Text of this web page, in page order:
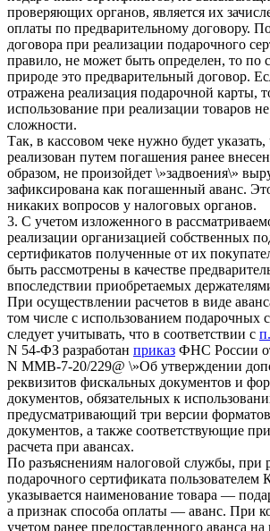
проверяющих органов, является их
оплаты по предварительному договору.
договора при реализации подарочного
правило, не может быть определен, то по
природе это предварительный договор.
отражена реализация подарочной карты,
использование при реализации товаров
сложности.
Так, в кассовом чеке нужно будет указать,
реализован путем погашения ранее
образом, не произойдет \»задвоения\»
зафиксирована как погашенный аванс.
никаких вопросов у налоговых органов.
3. С учетом изложенного в
реализации организацией собственных
сертификатов полученные от их
быть рассмотрены в качестве
впоследствии приобретаемых
При осуществлении расчетов в виде
том числе с использованием подарочных
следует учитывать, что в соответствии с
N 54-ФЗ разработан приказ ФНС России
N ММВ-7-20/229@ \»Об утверждении
реквизитов фискальных документов и
документов, обязательных к
предусматривающий три версии
документов, а также соответствующие
расчета при авансах.
По разъяснениям налоговой службы, при
подарочного сертификата пользователем
указывается наименование товара —
а признак способа оплаты — аванс. При
учетом ранее предоставленного аванса на